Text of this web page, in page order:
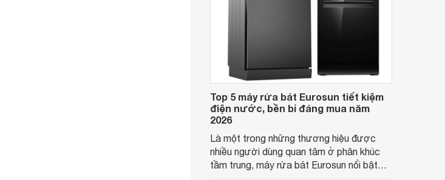
Top 5 máy rửa bát Eurosun tiết kiệm
điện nước, bền bỉ đáng mua năm
2026
Là một trong những thương hiệu được
nhiều người dùng quan tâm ở phân khúc
tầm trung, máy rửa bát Eurosun nổi bật